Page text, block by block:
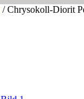
/ Chrysokoll-Diorit